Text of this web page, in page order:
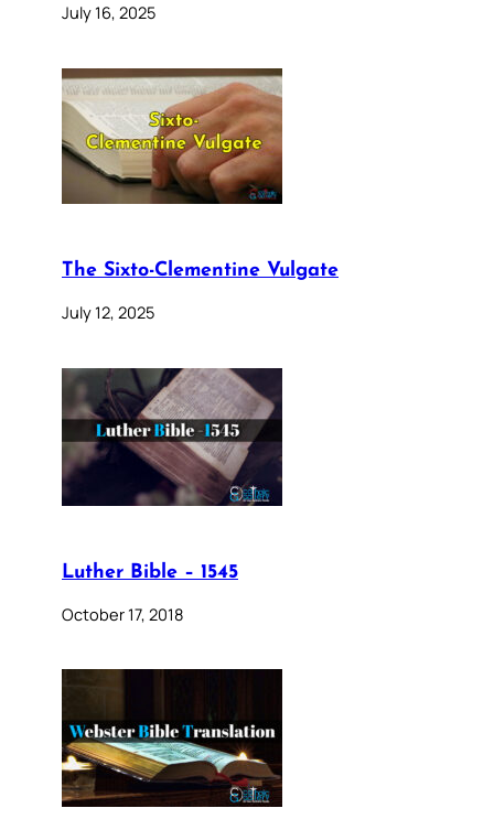
July 16, 2025
The Sixto-Clementine Vulgate
July 12, 2025
Luther Bible – 1545
October 17, 2018